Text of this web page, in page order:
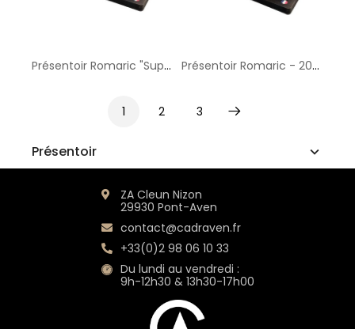
Présentoir
Présentoir Romaric "Superstars" - 20x28 cm Présentoir Romaric - 20x28 cm
1 2 3 Suivant
ZA Cleun Nizon
29930 Pont-Aven
contact@cadraven.fr
+33(0)2 98 06 10 33
Du lundi au vendredi :
9h-12h30 & 13h30-17h00